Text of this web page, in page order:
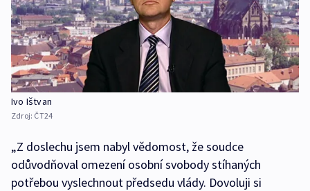
Ivo Ištvan
Zdroj: ČT24
„Z doslechu jsem nabyl vědomost, že soudce
odůvodňoval omezení osobní svobody stíhaných
potřebou vyslechnout předsedu vlády. Dovoluji si